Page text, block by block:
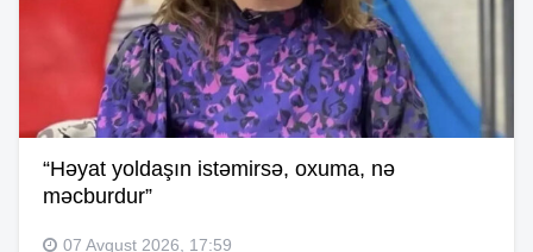
“Həyat yoldaşın istəmirsə, oxuma, nə
məcburdur”
07 Avqust 2026, 17:59